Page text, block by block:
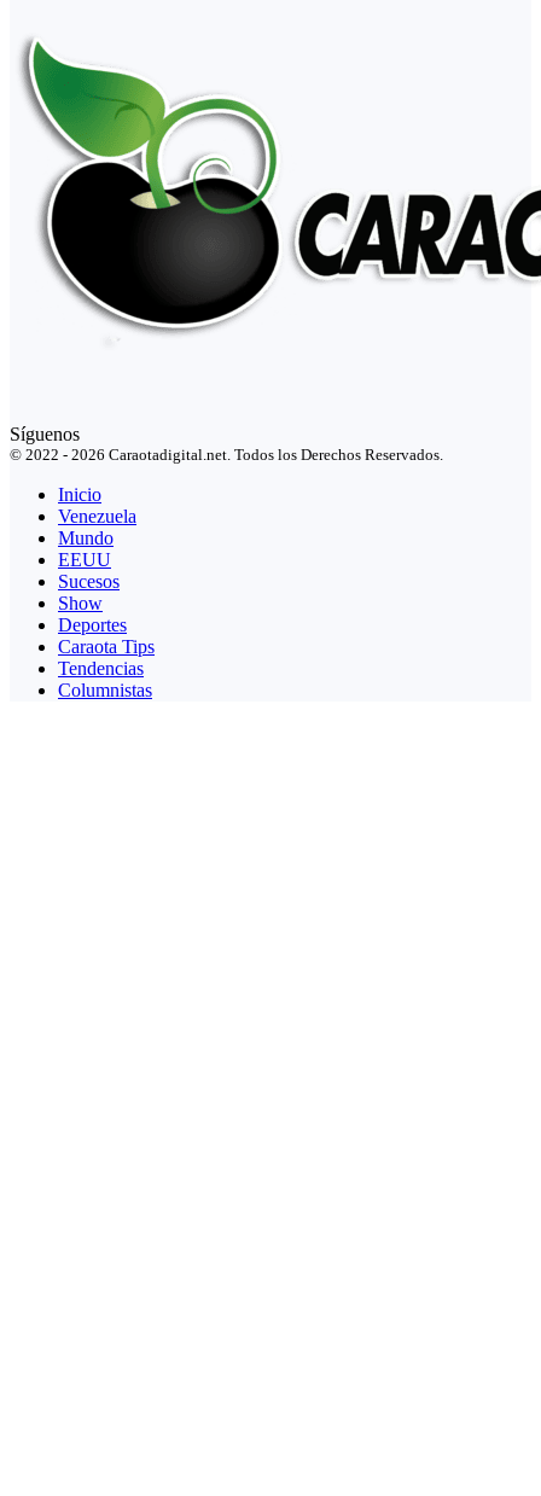
Síguenos
© 2022 - 2026 Caraotadigital.net. Todos los Derechos Reservados.
Inicio
Venezuela
Mundo
EEUU
Sucesos
Show
Deportes
Caraota Tips
Tendencias
Columnistas